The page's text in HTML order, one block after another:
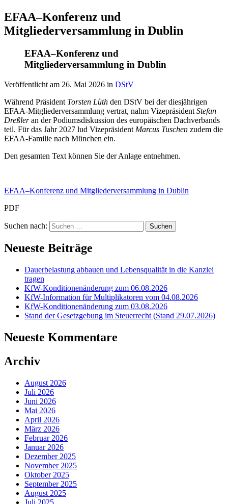
EFAA–Konferenz und
Mitgliederversammlung in Dublin
EFAA–Konferenz und
Mitgliederversammlung in Dublin
Veröffentlicht am 26. Mai 2026 in DStV
Während Präsident Torsten Lüth den DStV bei der diesjährigen
EFAA-Mitgliederversammlung vertrat, nahm Vizepräsident Stefan
Dreßleran der Podiumsdiskussion des europäischen Dachverbands
teil. Für das Jahr 2027 lud Vizepräsident Marcus Tuschen zudem die
EFAA-Familie nach München ein.
Den gesamten Text können Sie der Anlage entnehmen.
EFAA–Konferenz und Mitgliederversammlung in Dublin
PDF
Suchen nach:
Neueste Beiträge
Dauerbelastung abbauen und Lebensqualität in die Kanzlei
tragen
KfW-Konditionenänderung zum 06.08.2026
KfW-Information für Multiplikatoren vom 04.08.2026
KfW-Konditionenänderung zum 03.08.2026
Stand der Gesetzgebung im Steuerrecht (Stand 29.07.2026)
Neueste Kommentare
Archiv
August 2026
Juli 2026
Juni 2026
Mai 2026
April 2026
März 2026
Februar 2026
Januar 2026
Dezember 2025
November 2025
Oktober 2025
September 2025
August 2025
Juli 2025